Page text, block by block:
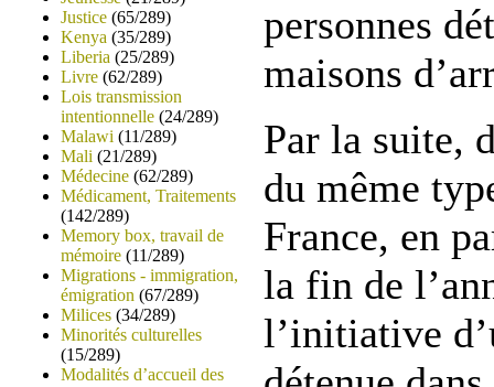
Justice (65/289)
Kenya (35/289)
Liberia (25/289)
Livre (62/289)
Lois transmission
intentionnelle (24/289)
Malawi (11/289)
Mali (21/289)
Médecine (62/289)
Médicament, Traitements
(142/289)
Memory box, travail de
mémoire (11/289)
Migrations - immigration,
émigration (67/289)
Milices (34/289)
Minorités culturelles
(15/289)
Modalités d’accueil des
personnes
maisons
Par la suite,
du même
France, en
la fin de
l’initiative